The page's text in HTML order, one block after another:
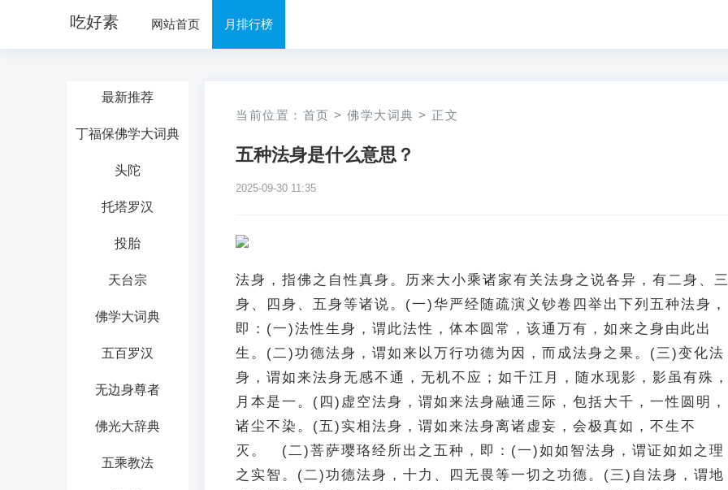
吃好素 网站首页 月排行榜
最新推荐
丁福保佛学大词典
头陀
托塔罗汉
投胎
天台宗
佛学大词典
五百罗汉
无边身尊者
佛光大辞典
五乘教法
当前位置： 首页 > 佛学大词典 > 正文
五种法身是什么意思？
2025-09-30 11:35
法身，指佛之自性真身。历来大小乘诸家有关法身之说各异，有二身、三
身、四身、五身等诸说。(一)华严经随疏演义钞卷四举出下列五种法身，
即：(一)法性生身，谓此法性，体本圆常，该通万有，如来之身由此出
生。(二)功德法身，谓如来以万行功德为因，而成法身之果。(三)变化法
身，谓如来法身无感不通，无机不应；如千江月，随水现影，影虽有殊，
月本是一。(四)虚空法身，谓如来法身融通三际，包括大千，一性圆明，
诸尘不染。(五)实相法身，谓如来法身离诸虚妄，会极真如，不生不
灭。 (二)菩萨璎珞经所出之五种，即：(一)如如智法身，谓证如如之理
之实智。(二)功德法身，十力、四无畏等一切之功德。(三)自法身，谓地